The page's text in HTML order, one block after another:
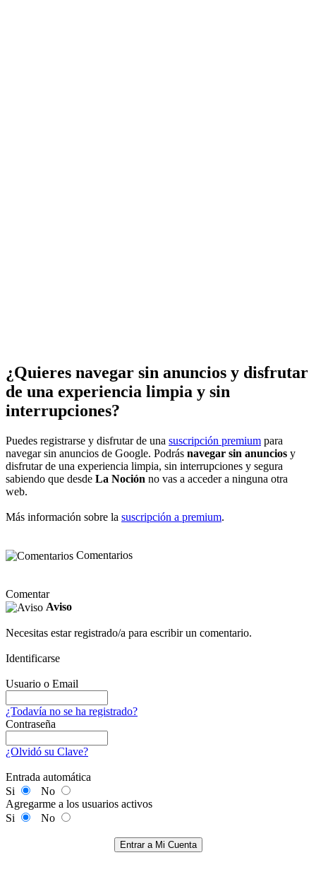
¿Quieres navegar sin anuncios y disfrutar
de una experiencia limpia y sin
interrupciones?
Puedes registrarse y disfrutar de una suscripción premium para
navegar sin anuncios de Google. Podrás navegar sin anuncios y
disfrutar de una experiencia limpia, sin interrupciones y segura
sabiendo que desde La Noción no vas a acceder a ninguna otra
web.
Más información sobre la suscripción a premium.
Comentarios
Comentar
Aviso
Necesitas estar registrado/a para escribir un comentario.
Identificarse
Usuario o Email
¿Todavía no se ha registrado?
Contraseña
¿Olvidó su Clave?
Entrada automática
Si
No
Agregarme a los usuarios activos
Si
No
Entrar a Mi Cuenta